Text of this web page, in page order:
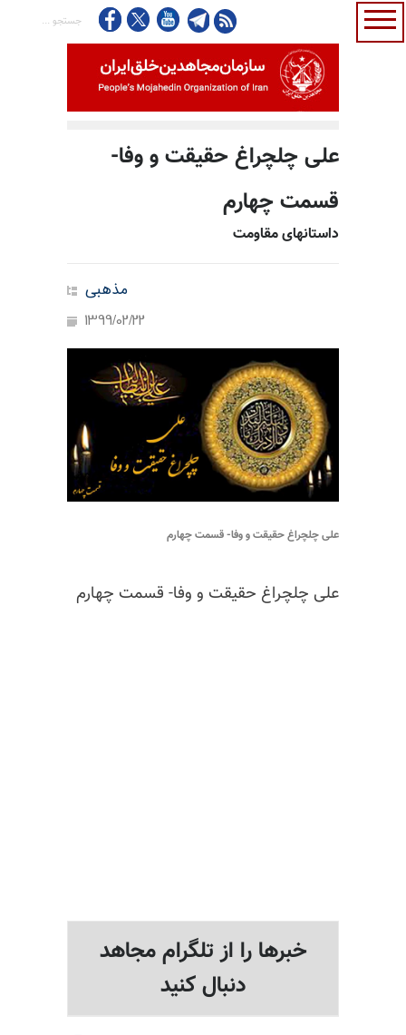
علی چلچراغ حقیقت و وفا-
قسمت چهارم
داستانهای مقاومت
مذهبی
1399/02/22
علی چلچراغ حقیقت و وفا- قسمت چهارم
علی چلچراغ حقیقت و وفا- قسمت چهارم
خبرها را از تلگرام مجاهد
دنبال کنید